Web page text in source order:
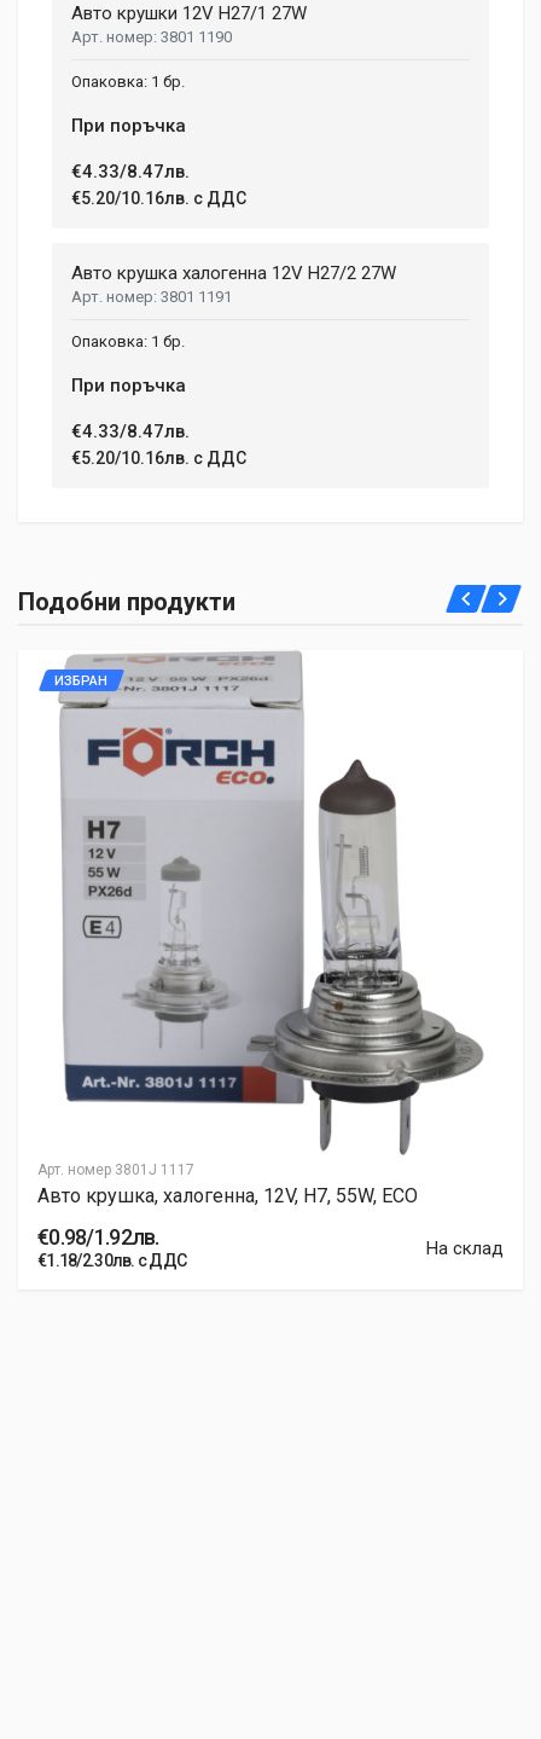
Авто крушки 12V H27/1 27W
3801 1190
1 бр.
При поръчка
€4.33/8.47лв.
€5.20/10.16лв. с ДДС
Авто крушка халогенна 12V H27/2 27W
3801 1191
1 бр.
При поръчка
€4.33/8.47лв.
€5.20/10.16лв. с ДДС
Подобни продукти
Арт. номер 3801J 1117
ИЗБРАН
Авто крушка, халогенна, 12V, H7, 55W, ECO
€0.98/1.92лв.
€1.18/2.30лв. с ДДС
На склад